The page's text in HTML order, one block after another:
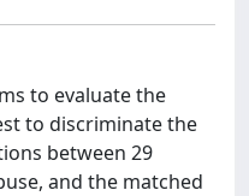
to evaluate the
to discriminate the
between 29
and the matched